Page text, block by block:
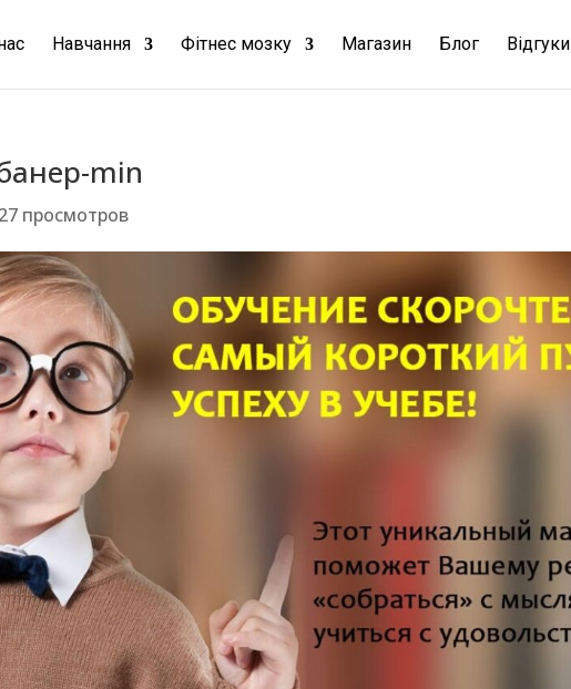
Навчання Фітнес мозку Магазин Блог Відгуки
min
27 просмотров